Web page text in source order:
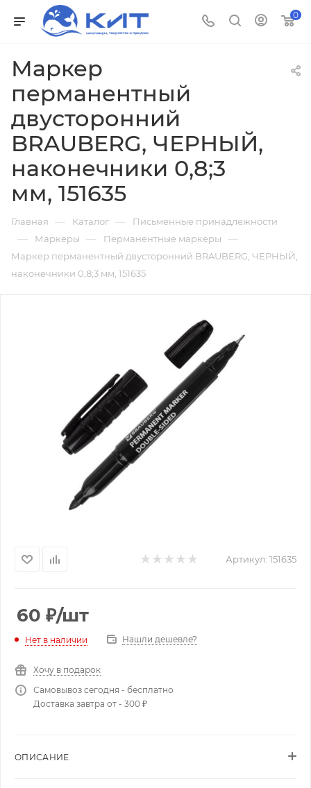
0
Маркер
перманентный
двусторонний
BRAUBERG, ЧЕРНЫЙ,
наконечники 0,8;3
мм, 151635
Главная — Каталог — Письменные принадлежности
— Маркеры — Перманентные маркеры —
Маркер перманентный двусторонний BRAUBERG, ЧЕРНЫЙ,
наконечники 0,8;3 мм, 151635
Артикул: 151635
60 ₽/шт
Нет в наличии Нашли дешевле?
Хочу в подарок
Самовывоз сегодня - бесплатно
Доставка завтра от - 300 ₽
ОПИСАНИЕ